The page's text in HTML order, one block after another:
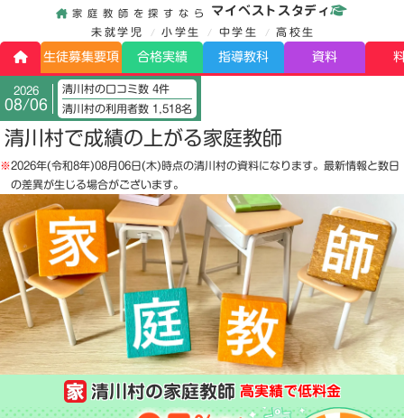
家庭教師を探すなら マイベストスタディ
未就学児 小学生 中学生 高校生
生徒募集要項 合格実績 指導教科 資料
2026
08/06
清川村の口コミ数 4件
清川村の利用者数 1,518名
清川村で成績の上がる家庭教師
※2026年(令和8年)08月06日(木)時点の清川村の資料になります。最新情報と数日
の差異が生じる場合がございます。
清川村の家庭教師 高実績で低料金